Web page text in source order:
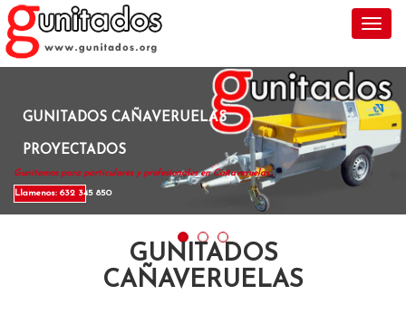
GUNITADOS CAÑAVERUELAS
PROYECTADOS
Gunitamos para particulares y profesionales en Cañaveruelas .
Llamenos: 632 345 850
GUNITADOS
CAÑAVERUELAS